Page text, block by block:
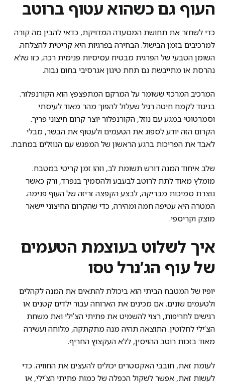
העוף גם כשהוא עטוף ברוטב
כדי לשחזר את תחושת המסעדה המדויקת, כדאי להבין מה קורה
למרכיבים בזמן הבישול. הבחירה בפרגיות היא קריטית להצלחה.
השומן הטבעי של הפרגית מבטיח עסיסיות פנימית רכה, כזו שלא
נהרסת או מתייבשת גם תחת טיגון אגרסיבי בחום גבוה.
המרכיב המרכזי ששומר על המרקם המתפצפץ הוא הקורנפלור.
בניגוד לקמח חיטה רגיל שעלול להפוך מהר מאוד לעיסתי
וסמרטוטי במגע עם נוזל, הקורנפלור יוצר קרום חיצוני פריך.
הקרום הזה יודע לספוג את הטעמים ולעטוף את הבשר, מבלי
לאבד את הפריכות ברגע הראשון של המפגש עם הנוזלים במחבת.
שלב איחוד המנה דורש תשומת לב, וזהו זמן קריטי במטבח.
מומלץ מאוד לתת לרוטב לבעבע ולהסמיך בנפרד, ורק כאשר
נוצרת סמיכות מבריקה, לבצע הקפצה זריזה של העוף פנימה.
המטרה היא עטיפה חמה ומהירה, כדי שהקרום החיצוני יישאר
מוצק וקריספי.
איך לשלוט בעוצמת הטעמים
של עוף הג’נרל טסו
יופיו של המטבח הביתי הוא ביכולת להתאים את המנה לקהלים
ולטעמים שונים. אם מכינים את הארוחה עבור ילדים קטנים או
רגישים לחריפות, רצוי להשמיט את פתיתי הצ’ילי ואת משחת
הצ’ילי לחלוטין. התוצאה תהיה מנה מתקתקה, מלוחה ועשירה
מאוד בזכות רוטב ההויסין, ללא העקצוץ החריף.
לעומת זאת, חובבי האקסטרים יכולים להעצים את החוויה. כדי
לעשות זאת, אפשר לשקול הכפלה של כמות פתיתי הצ’ילי, או